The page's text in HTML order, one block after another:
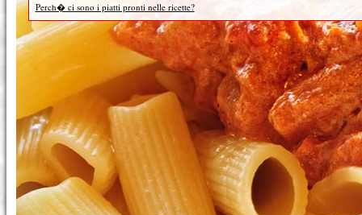
Perch� ci sono i piatti pronti nelle ricette?